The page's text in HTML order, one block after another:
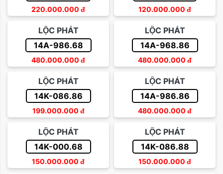
220.000.000 đ 120.000.000 đ
LỘC PHÁT
14A-986.68
480.000.000 đ
LỘC PHÁT
14A-968.86
480.000.000 đ
LỘC PHÁT
14K-086.86
199.000.000 đ
LỘC PHÁT
14A-986.86
480.000.000 đ
LỘC PHÁT
14K-000.68
150.000.000 đ
LỘC PHÁT
14K-086.88
150.000.000 đ